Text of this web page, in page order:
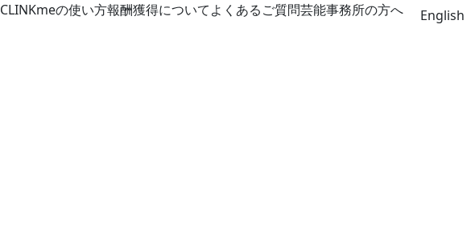
CLINKmeの使い方報酬獲得についてよくあるご質問芸能事務所の方へ English